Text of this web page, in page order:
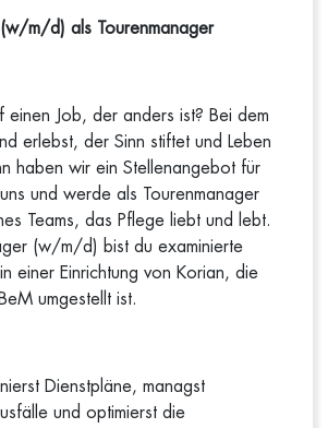
(w/m/d)als Tourenmanager
einen Job, der anders ist? Bei dem
erlebst, der Sinn stiftet und Leben
haben wir ein Stellenangebot für
und werde als Tourenmanager
Teams, das Pflege liebt und lebt.
(w/m/d) bist du examinierte
einer Einrichtung von Korian, die
umgestellt ist.
Dienstpläne, managst
und optimierst die